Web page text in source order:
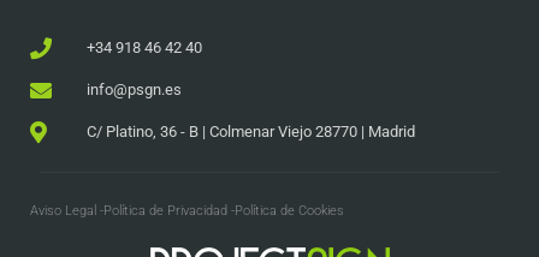
+34 918 46 42 40
info@psgn.es
C/ Platino, 36 - B | Colmenar Viejo 28770 | Madrid
Aviso Legal -Política de Privacidad -Política de Cookies